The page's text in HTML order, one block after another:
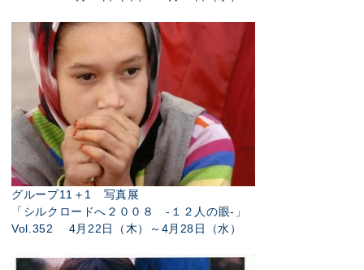
グループ11＋1 写真展
「シルクロードへ２００８ -１２人の眼-」
Vol.352 4月22日（木）～4月28日（水）